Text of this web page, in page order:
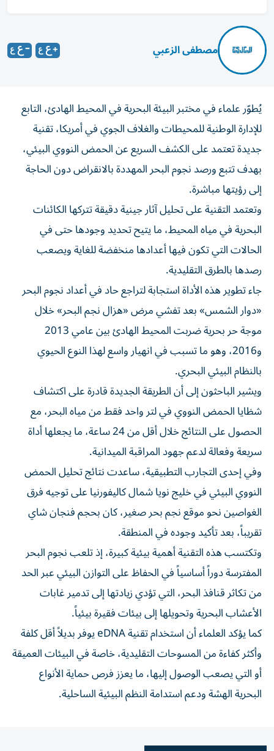
مصطفى الزعبي
يُطوّر علماء في مختبر البيئة البحرية في المحيط الهادئ، التابع
للإدارة الوطنية للمحيطات والغلاف الجوي في أمريكا، تقنية
جديدة تعتمد على الكشف السريع عن الحمض النووي البيئي،
بهدف تتبع ورصد نجوم البحر المهددة بالانقراض دون الحاجة
إلى رؤيتها مباشرة.
وتعتمد التقنية على تحليل آثار جينية دقيقة تتركها الكائنات
البحرية في مياه المحيط، ما يتيح تحديد وجودها حتى في
الحالات التي تكون فيها أعدادها منخفضة للغاية ويصعب
رصدها بالطرق التقليدية.
جاء تطوير هذه الأداة استجابة لتراجع حاد في أعداد نجوم البحر
«دوار الشمس» بعد تفشي مرض «هزال نجم البحر» خلال
موجة حر بحرية ضربت المحيط الهادئ بين عامي 2013
و2016، وهو ما تسبب في انهيار واسع لهذا النوع الحيوي
بالنظام البيئي البحري.
ويشير الباحثون إلى أن الطريقة الجديدة قادرة على اكتشاف
شظايا الحمض النووي في لتر واحد فقط من مياه البحر، مع
الحصول على النتائج خلال أقل من 24 ساعة، ما يجعلها أداة
سريعة وفعالة لدعم جهود المراقبة الميدانية.
وفي إحدى التجارب التطبيقية، ساعدت نتائج تحليل الحمض
النووي البيئي في خليج نويا شمال كاليفورنيا على توجيه فرق
الغواصين نحو موقع نجم بحر صغير، كان بحجم فنجان شاي
تقريباً، بعد تأكيد وجوده في المنطقة.
وتكتسب هذه التقنية أهمية بيئية كبيرة، إذ تلعب نجوم البحر
المفترسة دوراً أساسياً في الحفاظ على التوازن البيئي عبر الحد
من تكاثر قنافذ البحر، التي تؤدي زيادتها إلى تدمير غابات
الأعشاب البحرية وتحويلها إلى بيئات فقيرة بيئياً.
كما يؤكد العلماء أن استخدام تقنية eDNA يوفر بديلاً أقل كلفة
وأكثر كفاءة من المسوحات التقليدية، خاصة في البيئات العميقة
أو التي يصعب الوصول إليها، ما يعزز فرص حماية الأنواع
البحرية الهشة ودعم استدامة النظم البيئية الساحلية.